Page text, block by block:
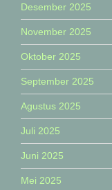
Desember 2025
November 2025
Oktober 2025
September 2025
Agustus 2025
Juli 2025
Juni 2025
Mei 2025